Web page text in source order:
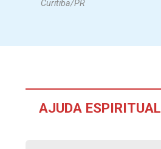
Curitiba/PR
AJUDA ESPIRITUAL